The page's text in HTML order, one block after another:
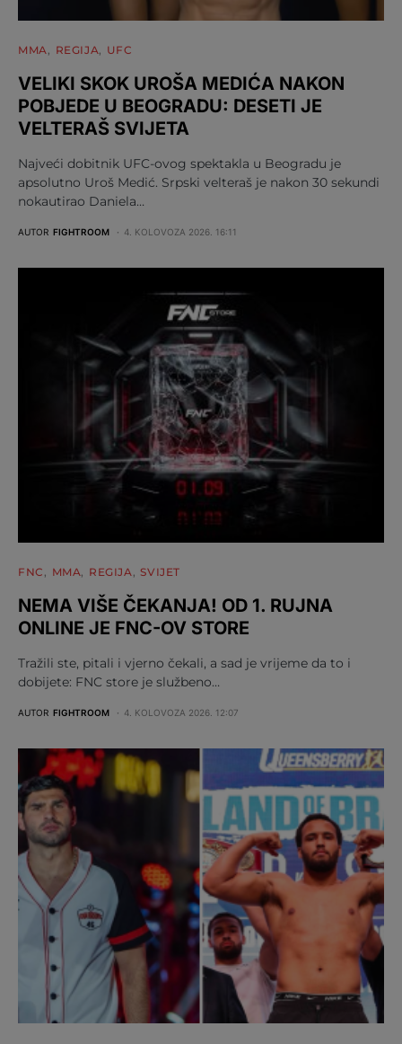
MMA REGIJA UFC
VELIKI SKOK UROŠA MEDIĆA NAKON
POBJEDE U BEOGRADU: DESETI JE
VELTERAŠ SVIJETA
Najveći dobitnik UFC-ovog spektakla u Beogradu je
apsolutno Uroš Medić. Srpski velteraš je nakon 30 sekundi
nokautirao Daniela…
AUTOR FIGHTROOM 4. KOLOVOZA 2026. 16:11
FNC MMA REGIJA SVIJET
NEMA VIŠE ČEKANJA! OD 1. RUJNA
ONLINE JE FNC-OV STORE
Tražili ste, pitali i vjerno čekali, a sad je vrijeme da to i
dobijete: FNC store je službeno…
AUTOR FIGHTROOM 4. KOLOVOZA 2026. 12:07